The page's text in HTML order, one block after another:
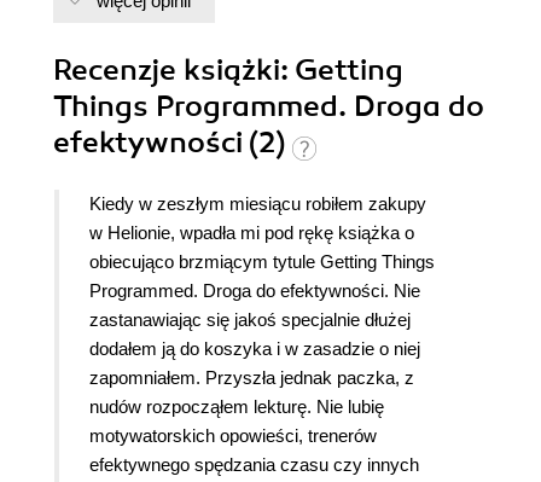
praktyce zawodowej. W książce można znaleźć
szczegółowe porady na temat organizacji czasu i
pracy, które są przeplatane konkretnymi
przykładami z życia zawodowego autora.
szkoleniu i konsultingu, wie, z jakimi problemami
na co dzień mierzą się programiści, i dostarcza
narzędzi, które pomagają w ich rozwiązywaniu.
Styl pisania Bartyzela jest klarowny i przystępny,
co sprawia, że książka jest przyjemna w lekturze
zarówno dla początkujących, jak i
doświadczonych programistów. Autor unika
skomplikowanego języka technicznego, dzięki
czemu jego rady są zrozumiałe i łatwe do
zastosowania w praktyce. Podsumowując,
Recenzje książki: Getting
Things Programmed. Droga do
efektywności (2)
Kiedy w zeszłym miesiącu robiłem zakupy
w Helionie, wpadła mi pod rękę książka o
obiecująco brzmiącym tytule Getting Things
Programmed. Droga do efektywności. Nie
zastanawiając się jakoś specjalnie dłużej
dodałem ją do koszyka i w zasadzie o niej
zapomniałem. Przyszła jednak paczka, z
nudów rozpocząłem lekturę. Nie lubię
motywatorskich opowieści, trenerów
efektywnego spędzania czasu czy innych